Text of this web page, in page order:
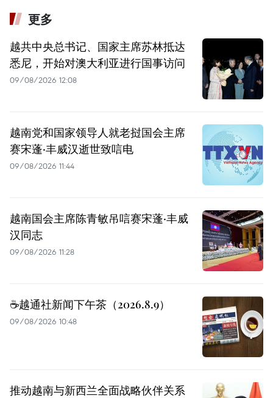
更多
越共中央总书记、国家主席苏林抵达
悉尼，开始对澳大利亚进行国事访问
09/08/2026 12:08
越南党和国家领导人就老挝国会主席
赛宋蓬·丰威汉逝世致唁电
09/08/2026 11:44
越南国会主席陈青敏吊唁赛宋蓬·丰威
汉同志
09/08/2026 11:28
☕️越通社新闻下午茶（2026.8.9）
09/08/2026 10:48
推动越南与新西兰全面战略伙伴关系